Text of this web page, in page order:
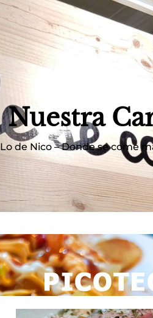
Nuestra
Lo de Nico – Donde se come